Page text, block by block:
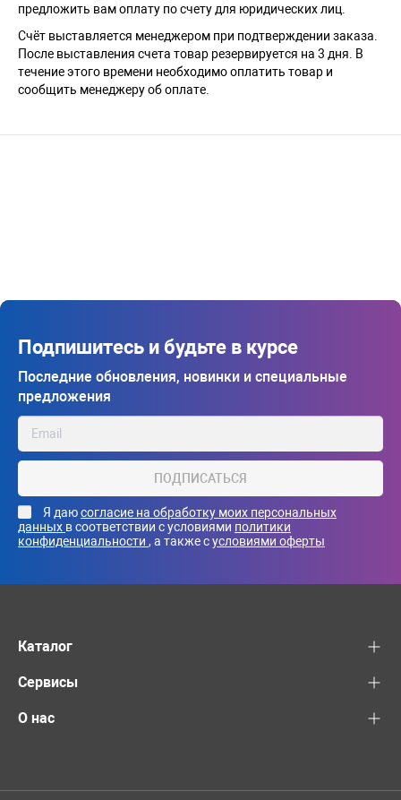
предложить вам оплату по счету для юридических лиц.
Счёт выставляется менеджером при подтверждении заказа.
После выставления счета товар резервируется на 3 дня. В
течение этого времени необходимо оплатить товар и
сообщить менеджеру об оплате.
Подпишитесь и будьте в курсе
Последние обновления, новинки и специальные
предложения
ПОДПИСАТЬСЯ
Я даюсогласие на обработку моих персональных
данных в соответствии с условиями политики
конфиденциальности , а также сусловиями оферты
Каталог
Сервисы
О нас